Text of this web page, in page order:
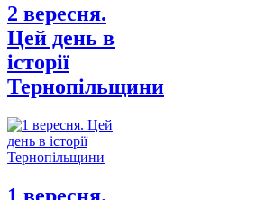
2 вересня.
Цей день в
історії
Тернопільщини
1 вересня.